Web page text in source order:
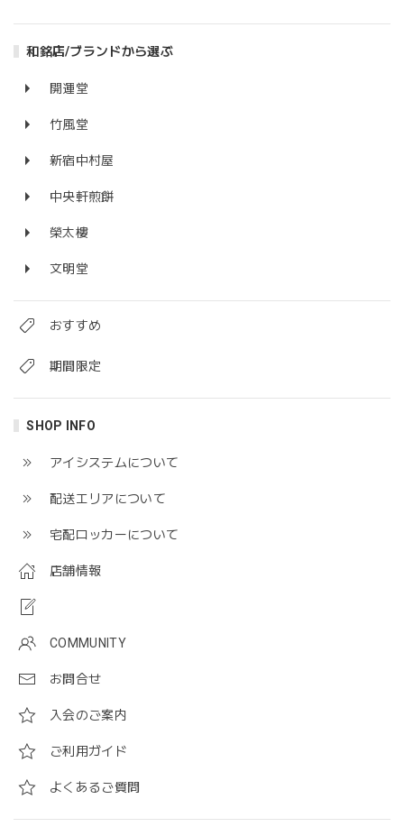
和銘店/ブランドから選ぶ
開運堂
竹風堂
新宿中村屋
中央軒煎餅
榮太樓
文明堂
おすすめ
期間限定
SHOP INFO
アイシステムについて
配送エリアについて
宅配ロッカーについて
店舗情報
COMMUNITY
お問合せ
入会のご案内
ご利用ガイド
よくあるご質問